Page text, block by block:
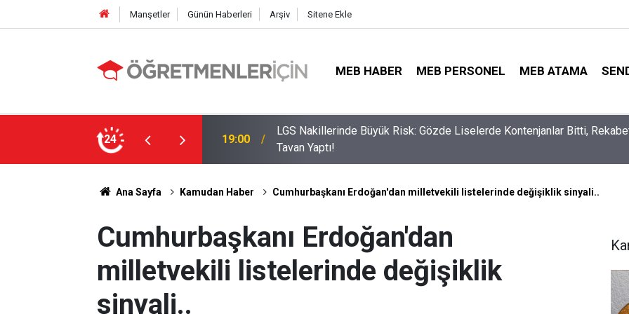
Manşetler Günün Haberleri Arşiv Sitene Ekle
MEB HABER MEB PERSONEL MEB ATAMA
24
Liselerde Kontenjanlar Bitti, Rekabet
09:05 İlçe Milli Eğitim Müdürü Ataması Yapıldı
Ana Sayfa Kamudan Haber Cumhurbaşkanı Erdoğan'dan milletvekili listelerinde değişiklik sinyali..
Cumhurbaşkanı Erdoğan'dan
milletvekili listelerinde değişiklik
sinyali..